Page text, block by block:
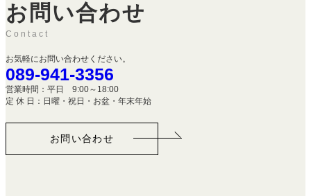
お問い合わせ
Contact
お気軽にお問い合わせください。
089-941-3356
営業時間：平日 9:00～18:00
定 休 日：日曜・祝日・お盆・年末年始
お問い合わせ